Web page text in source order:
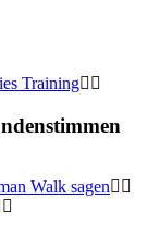
Training
Walk sagen